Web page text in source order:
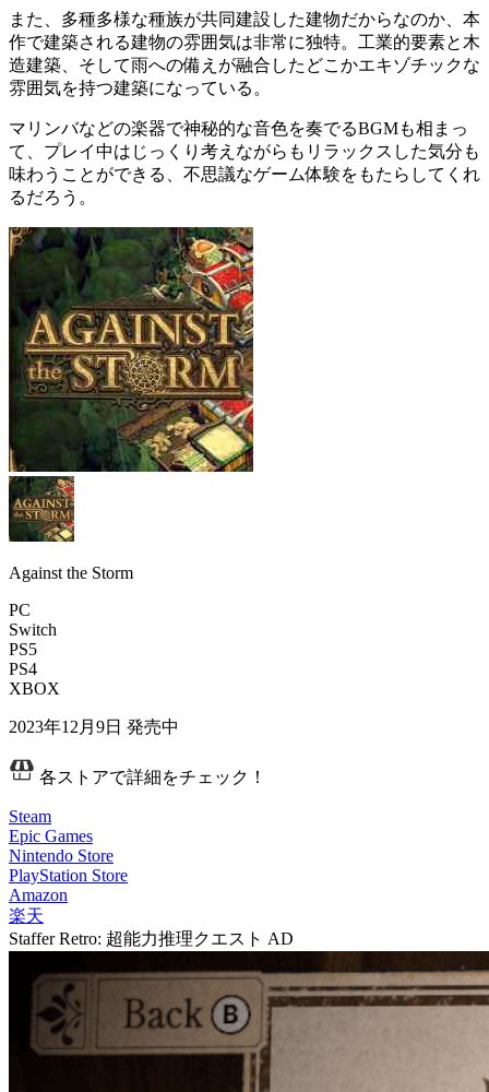
また、多種多様な種族が共同建設した建物だからなのか、本
作で建築される建物の雰囲気は非常に独特。工業的要素と木
造建築、そして雨への備えが融合したどこかエキゾチックな
雰囲気を持つ建築になっている。
マリンバなどの楽器で神秘的な音色を奏でるBGMも相まっ
て、プレイ中はじっくり考えながらもリラックスした気分も
味わうことができる、不思議なゲーム体験をもたらしてくれ
るだろう。
Against the Storm
PC
Switch
PS5
PS4
XBOX
2023年12月9日 発売中
各ストアで詳細をチェック！
Steam
Epic Games
Nintendo Store
PlayStation Store
Amazon
楽天
Staffer Retro: 超能力推理クエスト AD